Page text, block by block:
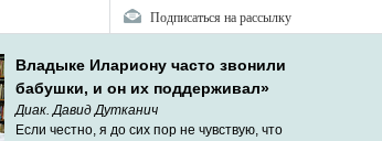
Подписаться на рассылку
Владыке Илариону часто звонили
бабушки, и он их поддерживал»
Диак. Давид Дутканич
Если честно, я до сих пор не чувствую, что